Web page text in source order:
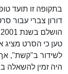
בתקופה זו תועד
דורון צברי עבור
טען כי הסרט מציג
היה זמין להשאלה